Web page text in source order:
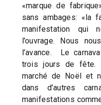
«marque de
sans ambages: «la
manifestation qui
l’ouvrage. Nous
l’avance. Le
trois jours de fête.
marché de Noël et
dans d’autres
manifestations